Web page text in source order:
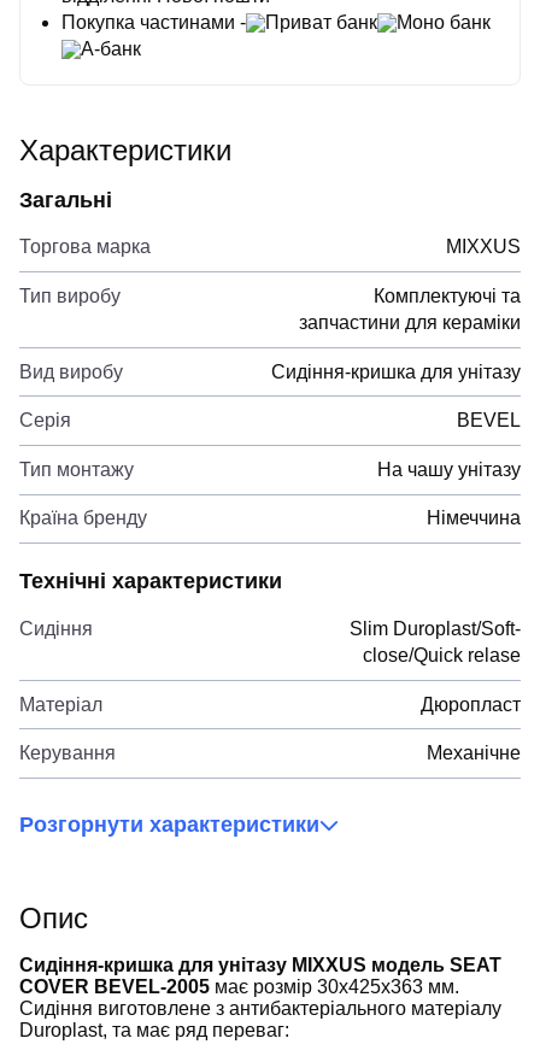
Покупка частинами -
Приват банк
Моно банк
А-банк
Характеристики
Загальні
Торгова марка MIXXUS
Тип виробу
Комплектуючі та
запчастини для кераміки
Вид виробу Сидіння-кришка для унітазу
Серія BEVEL
Тип монтажу На чашу унітазу
Країна бренду Німеччина
Технічні характеристики
Сидіння
Slim Duroplast/Soft-
close/Quick relase
Матеріал Дюропласт
Керування Механічне
Розгорнути характеристики
Опис
Сидіння-кришка для унітазу MIXXUS модель SEAT
COVER BEVEL-2005 має розмір 30x425x363 мм.
Сидіння виготовлене з антибактеріального матеріалу
Duroplast, та має ряд переваг: